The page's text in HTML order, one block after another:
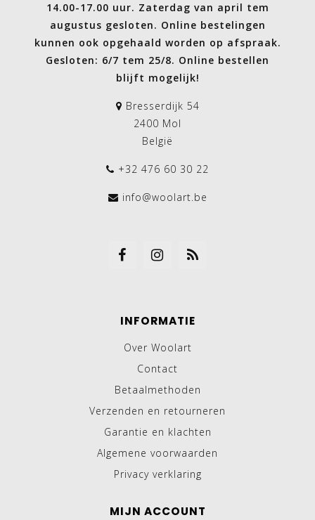
14.00-17.00 uur. Zaterdag van april tem
augustus gesloten. Online bestelingen
kunnen ook opgehaald worden op afspraak.
Gesloten: 6/7 tem 25/8. Online bestellen
blijft mogelijk!
Bresserdijk 54
2400 Mol
België
+32 476 60 30 22
info@woolart.be
INFORMATIE
Over Woolart
Contact
Betaalmethoden
Verzenden en retourneren
Garantie en klachten
Algemene voorwaarden
Privacy verklaring
MIJN ACCOUNT